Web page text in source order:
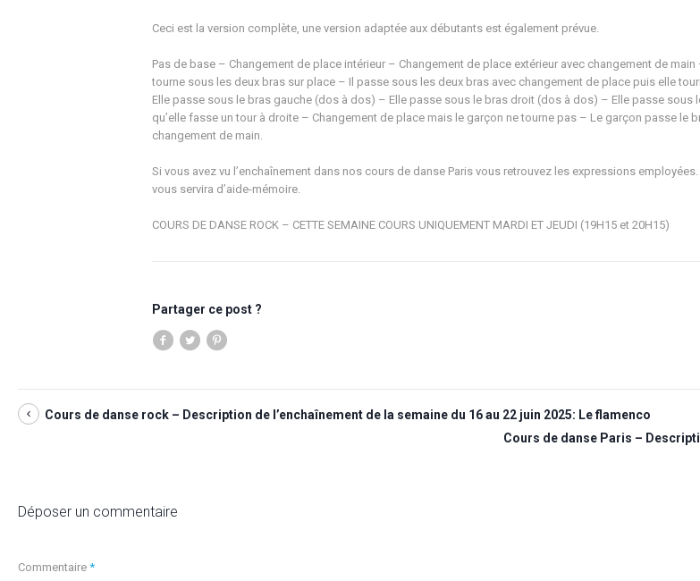
Ceci est la version complète, une version adaptée aux débutants est également prévue.
Pas de base – Changement de place intérieur – Changement de place extérieur avec changement de
tourne sous les deux bras sur place – Il passe sous les deux bras avec changement de place puis elle
Elle passe sous le bras gauche (dos à dos) – Elle passe sous le bras droit (dos à dos) – Elle passe
qu’elle fasse un tour à droite – Changement de place mais le garçon ne tourne pas – Le garçon passe
changement de main.
Si vous avez vu l’enchaînement dans nos cours de danse Paris vous retrouvez les expressions
vous servira d’aide-mémoire.
COURS DE DANSE ROCK – CETTE SEMAINE COURS UNIQUEMENT MARDI ET JEUDI (19H15 et 20H15)
Partager ce post ?
Cours de danse rock – Description de l’enchaînement de la semaine du 16 au 22 juin 2025: Le flamenco
Cours de danse Paris –
Déposer un commentaire
Commentaire *